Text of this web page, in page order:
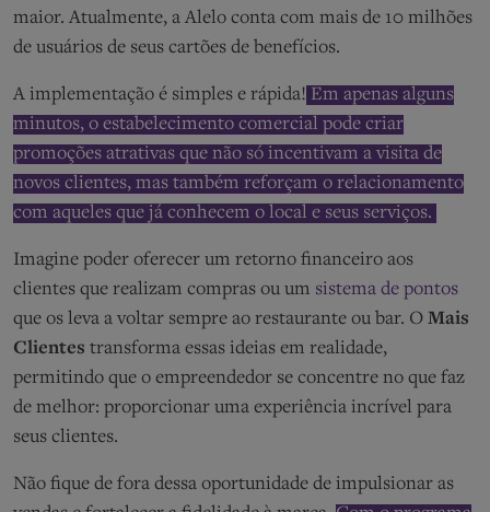
maior. Atualmente, a Alelo conta com mais de 10 milhões
de usuários de seus cartões de benefícios.
A implementação é simples e rápida! Em apenas alguns
minutos, o estabelecimento comercial pode criar
promoções atrativas que não só incentivam a visita de
novos clientes, mas também reforçam o relacionamento
com aqueles que já conhecem o local e seus serviços.
Imagine poder oferecer um retorno financeiro aos
clientes que realizam compras ou um sistema de pontos
que os leva a voltar sempre ao restaurante ou bar. O Mais
Clientes transforma essas ideias em realidade,
permitindo que o empreendedor se concentre no que faz
de melhor: proporcionar uma experiência incrível para
seus clientes.
Não fique de fora dessa oportunidade de impulsionar as